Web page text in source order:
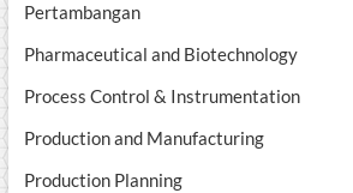
Pertambangan
Pharmaceutical and Biotechnology
Process Control & Instrumentation
Production and Manufacturing
Production Planning